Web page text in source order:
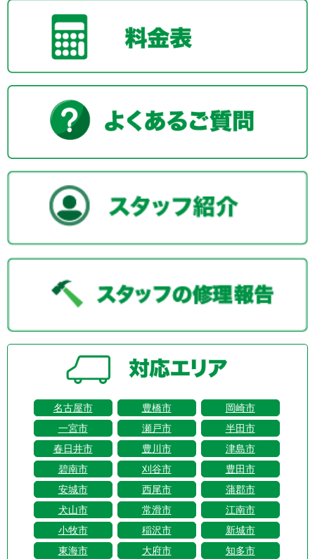
名古屋市 豊橋市
岡崎市
一宮市
瀬戸市
半田市
春日井市
豊川市
津島市
碧南市
刈谷市
豊田市
安城市
西尾市
蒲郡市
犬山市
常滑市
江南市
小牧市
稲沢市
新城市
東海市
大府市
知多市